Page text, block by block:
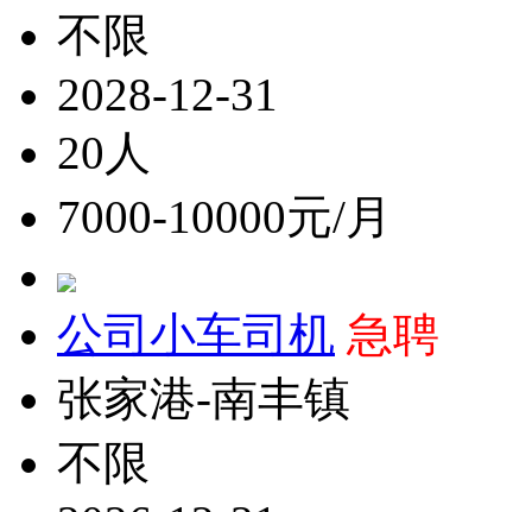
不限
2028-12-31
20人
7000-10000元/月
公司小车司机 急聘
张家港-南丰镇
不限